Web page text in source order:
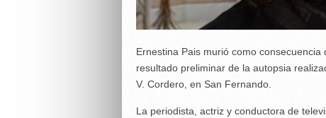
Ernestina Pais murió como
resultado preliminar de la autopsia
V. Cordero, en San Fernando.
La periodista, actriz y conductora de